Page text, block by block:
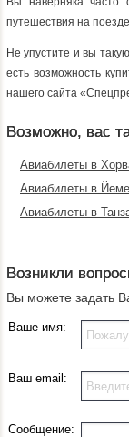
путешествия на
Не упустите и вы
есть возможность
нашего сайта
Возможно, вас
Авиабилеты в
Авиабилеты в
Авиабилеты в
Возникли
Вы можете задать
Ваше имя:
Ваш email:
Сообщение: